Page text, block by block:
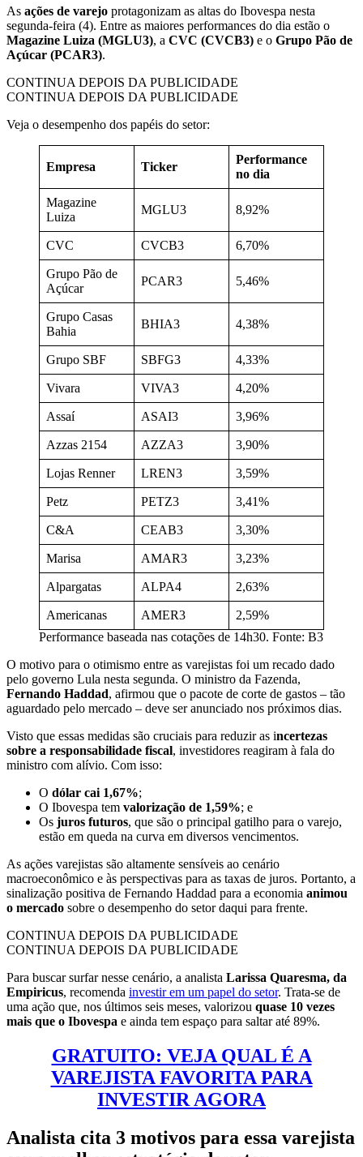
As ações de varejo protagonizam as altas do Ibovespa nesta
segunda-feira (4). Entre as maiores performances do dia estão o
Magazine Luiza (MGLU3), a CVC (CVCB3) e o Grupo Pão de
Açúcar (PCAR3).
CONTINUA DEPOIS DA PUBLICIDADE
CONTINUA DEPOIS DA PUBLICIDADE
Veja o desempenho dos papéis do setor:
Empresa Ticker
Performance
no dia
Magazine
Luiza
MGLU3 8,92%
CVC CVCB3 6,70%
Grupo Pão de
Açúcar
PCAR3 5,46%
Grupo Casas
Bahia
BHIA3 4,38%
Grupo SBF SBFG3 4,33%
Vivara VIVA3 4,20%
Assaí ASAI3 3,96%
Azzas 2154 AZZA3 3,90%
Lojas Renner LREN3 3,59%
Petz PETZ3 3,41%
C&A CEAB3 3,30%
Marisa AMAR3 3,23%
Alpargatas ALPA4 2,63%
Americanas AMER3
2,59%
Performance baseada nas cotações de 14h30. Fonte: B3
O motivo para o otimismo entre as varejistas foi um recado dado
pelo governo Lula nesta segunda. O ministro da Fazenda,
Fernando Haddad, afirmou que o pacote de corte de gastos – tão
aguardado pelo mercado – deve ser anunciado nos próximos dias.
Visto que essas medidas são cruciais para reduzir as incertezas
sobre a responsabilidade fiscal, investidores reagiram à fala do
ministro com alívio. Com isso:
O dólar cai 1,67%;
O Ibovespa tem valorização de 1,59%; e
Os juros futuros, que são o principal gatilho para o varejo,
estão em queda na curva em diversos vencimentos.
As ações varejistas são altamente sensíveis ao cenário
macroeconômico e às perspectivas para as taxas de juros. Portanto, a
sinalização positiva de Fernando Haddad para a economia animou
o mercado sobre o desempenho do setor daqui para frente.
CONTINUA DEPOIS DA PUBLICIDADE
CONTINUA DEPOIS DA PUBLICIDADE
Para buscar surfar nesse cenário, a analista Larissa Quaresma, da
Empiricus, recomenda investir em um papel do setor. Trata-se de
uma ação que, nos últimos seis meses, valorizou quase 10 vezes
mais que o Ibovespa e ainda tem espaço para saltar até 89%.
GRATUITO: VEJA QUAL É A
VAREJISTA FAVORITA PARA
INVESTIR AGORA
Analista cita 3 motivos para essa varejista